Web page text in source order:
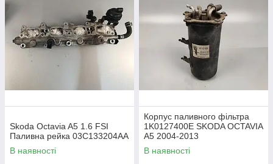
Skoda Octavia A5 1.6 FSI
Паливна рейка 03C133204AA
В наявності
Корпус паливного фільтра
1K0127400E SKODA OCTAVIA
A5 2004-2013
В наявності